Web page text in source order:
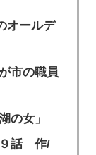
オールデ
市の職員
の女」
９話 作/